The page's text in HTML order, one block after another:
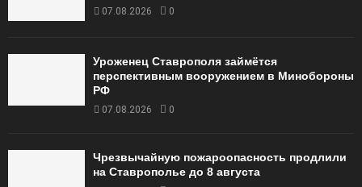
07.08.2026 0
Уроженец Ставрополя займётся
перспективным вооружением в Минобороны
РФ
07.08.2026 0
Чрезвычайную пожароопасность продлили
на Ставрополье до 8 августа